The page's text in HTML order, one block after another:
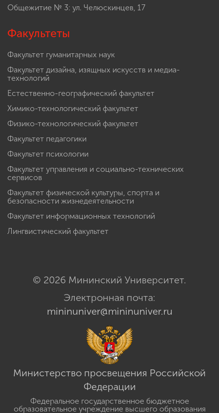
Общежитие № 3: ул. Челюскинцев, 17
Факультеты
Факультет гуманитарных наук
Факультет дизайна, изящных искусств и медиа-
технологий
Естественно-географический факультет
Химико-технологический факультет
Физико-технологический факультет
Факультет педагогики
Факультет психологии
Факультет управления и социально-технических
сервисов
Факультет физической культуры, спорта и
безопасности жизнедеятельности
Факультет информационных технологий
Лингвистический факультет
© 2026 Мининский Университет.
Электронная почта:
mininuniver@mininuniver.ru
Министерство просвещения Российской
Федерации
Федеральное государственное бюджетное
образовательное учреждение высшего образования